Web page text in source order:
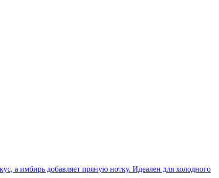
а имбирь добавляет пряную нотку. Идеален для холодного